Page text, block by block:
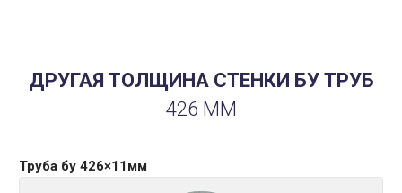
ДРУГАЯ ТОЛЩИНА СТЕНКИ БУ ТРУБ
426 ММ
Труба бу 426×11мм